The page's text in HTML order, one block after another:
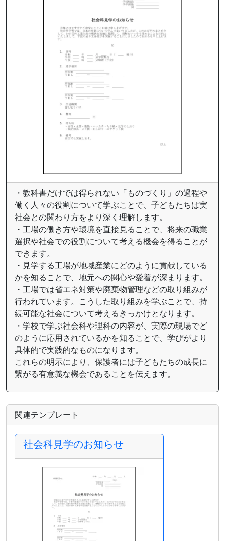
・教科書だけでは得られない「ものづくり」の過程や
働く人々の役割について学ぶことで、子どもたちは実
社会との関わり方をより深く理解します。
・工場の働き方や環境を直接見ることで、将来の職業
選択や社会での役割について考える機会を得ることが
できます。
・見学する工場が地域産業にどのように貢献している
かを知ることで、地元への関心や愛着が深まります。
・工場では省エネ対策や廃棄物管理などの取り組みが
行われています。こうした取り組みを学ぶことで、持
続可能な社会について考えるきっかけとなります。
・学校で学ぶ社会科や理科の内容が、実際の現場でど
のように応用されているかを知ることで、学びがより
具体的で実践的なものになります。
これらの明示により、保護者には子どもたちの成長に
繋がる有意義な機会であることを伝えます。
関連テンプレート
社会科見学のお知らせ